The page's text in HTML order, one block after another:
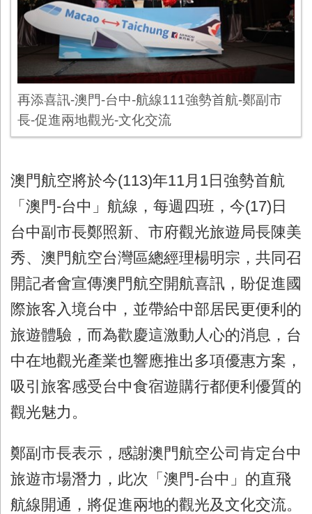
再添喜訊-澳門-台中-航線111強勢首航-鄭副市
長-促進兩地觀光-文化交流
澳門航空將於今(113)年11 月 1日強勢首航
「澳門-台中」航線，每週四班，今(17)日
台中副市長鄭照新、市府觀光旅遊局長陳美
秀、澳門航空台灣區總經理楊明宗，共同召
開記者會宣傳澳門航空開航喜訊，盼促進國
際旅客入境台中，並帶給中部居民更便利的
旅遊體驗，而為歡慶這激動人心的消息，台
中在地觀光產業也響應推出多項優惠方案，
吸引旅客感受台中食宿遊購行都便利優質的
觀光魅力。
鄭副市長表示，感謝澳門航空公司肯定台中
旅遊市場潛力，此次「澳門-台中」的直飛
航線開通，將促進兩地的觀光及文化交流。